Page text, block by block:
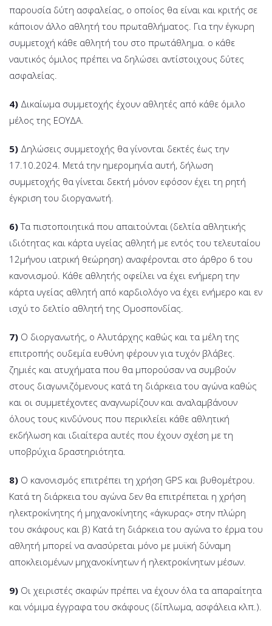
παρουσία δύτη ασφαλείας, ο οποίος θα είναι και κριτής σε
κάποιον άλλο αθλητή του πρωταθλήματος. Για την έγκυρη
συμμετοχή κάθε αθλητή του στο πρωτάθλημα. ο κάθε
ναυτικός όμιλος πρέπει να δηλώσει αντίστοιχους δύτες
ασφαλείας.
4) Δικαίωμα συμμετοχής έχουν αθλητές από κάθε όμιλο
μέλος της ΕΟΥΔΑ.
5) Δηλώσεις συμμετοχής θα γίνονται δεκτές έως την
17.10.2024. Μετά την ημερομηνία αυτή, δήλωση
συμμετοχής θα γίνεται δεκτή μόνον εφόσον έχει τη ρητή
έγκριση του διοργανωτή.
6)Τα πιστοποιητικά που απαιτούνται (δελτία αθλητικής
ιδιότητας και κάρτα υγείας αθλητή με εντός του τελευταίου
12μήνου ιατρική θεώρηση) αναφέρονται στο άρθρο 6 του
κανονισμού. Κάθε αθλητής οφείλει να έχει ενήμερη την
κάρτα υγείας αθλητή από καρδιολόγο να έχει ενήμερο και εν
ισχύ το δελτίο αθλητή της Ομοσπονδίας.
7) Ο διοργανωτής, ο Αλυτάρχης καθώς και τα μέλη της
επιτροπής ουδεμία ευθύνη φέρουν για τυχόν βλάβες.
ζημιές και ατυχήματα που θα μπορούσαν να συμβούν
στους διαγωνιζόμενους κατά τη διάρκεια του αγώνα καθώς
και οι συμμετέχοντες αναγνωρίζουν και αναλαμβάνουν
όλους τους κινδύνους που περικλείει κάθε αθλητική
εκδήλωση και ιδιαίτερα αυτές που έχουν σχέση με τη
υποβρύχια δραστηριότητα.
8) Ο κανονισμός επιτρέπει τη χρήση GPS και βυθομέτρου.
Κατά τη διάρκεια του αγώνα δεν θα επιτρέπεται η χρήση
ηλεκτροκίνητης ή μηχανοκίνητης «άγκυρας» στην πλώρη
του σκάφους και β) Κατά τη διάρκεια του αγώνα το έρμα του
αθλητή μπορεί να ανασύρεται μόνο με μυϊκή δύναμη
αποκλειομένων μηχανοκίνητων ή ηλεκτροκίνητων μέσων.
9) Οι χειριστές σκαφών πρέπει να έχουν όλα τα απαραίτητα
και νόμιμα έγγραφα του σκάφους (δίπλωμα, ασφάλεια κλπ.).